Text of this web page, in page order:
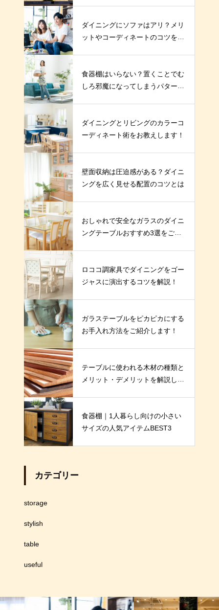
ダイニングにソファはアリ？メリ
ットやコーディネートのコツを解
食器棚はいらない？置くことでむ
しろ邪魔になってしまうパターン
ダイニングとリビングのカラーコ
ーディネート術をお教えします！
壁面収納は圧迫感がある？ダイニ
ングを広く見せる配置のコツとは
おしゃれで安全なガラスのダイニ
ングテーブルおすすめ3選をご紹
ロココ調家具でダイニングをゴー
ジャスに演出するコツを解説！
ガラステーブルをピカピカにする
お手入れ方法をご紹介します！
テーブルに使われる木材の種類と
メリット・デメリットを解説しま
食器棚｜1人暮らし向けの小さい
サイズの人気アイテムBEST3
カテゴリー
storage
stylish
table
useful